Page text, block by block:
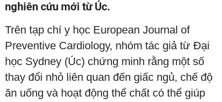
nghiên cứu mới từ Úc.
Trên tạp chí y học European Journal of
Preventive Cardiology, nhóm tác giả từ Đại
học Sydney (Úc) chứng minh rằng một số
thay đổi nhỏ liên quan đến giấc ngủ, chế độ
ăn uống và hoạt động thể chất có thể giúp